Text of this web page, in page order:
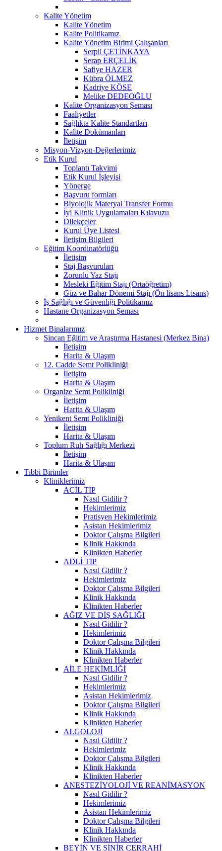
Kalite Yönetim
Kalite Yönetim
Kalite Politikamız
Kalite Yönetim Birimi Çalışanları
Serpil ÇETİNKAYA
Serap ERÇELİK
Safiye HAZER
Kübra ÖLMEZ
Kadriye KÖSE
Melike DEDEOĞLU
Kalite Organizasyon Şeması
Faaliyetler
Sağlıkta Kalite Standartları
Kalite Dokümanları
İletişim
Misyon-Vizyon-Değerlerimiz
Etik Kurul
Toplantı Takvimi
Etik Kurul İşleyişi
Yönerge
Başvuru formları
Biyolojik Materyal Transfer Formu
İyi Klinik Uygulamaları Kılavuzu
Dilekçeler
Kurul Üye Listesi
İletişim Bilgileri
Eğitim Koordinatörlüğü
İletişim
Staj Başvuruları
Zorunlu Yaz Stajı
Mesleki Eğitim Stajı (Ortaöğretim)
Güz ve Bahar Dönemi Stajı (Ön lisans Lisans)
İş Sağlığı ve Güvenliği Politikamız
Hastane Organizasyon Şeması
Hizmet Binalarımız
Sincan Eğitim ve Araştırma Hastanesi (Merkez Bina)
İletişim
Harita & Ulaşım
12. Cadde Semt Polikliniği
İletişim
Harita & Ulaşım
Organize Semt Polikliniği
İletişim
Harita & Ulaşım
Yenikent Semt Polikliniği
İletişim
Harita & Ulaşım
Toplum Ruh Sağlığı Merkezi
İletişim
Harita & Ulaşım
Tıbbi Birimler
Kliniklerimiz
ACİL TIP
Nasıl Gidilir ?
Hekimlerimiz
Pratisyen Hekimlerimiz
Asistan Hekimlerimiz
Doktor Çalışma Bilgileri
Klinik Hakkında
Klinikten Haberler
ADLİ TIP
Nasıl Gidilir ?
Hekimlerimiz
Doktor Çalışma Bilgileri
Klinik Hakkında
Klinikten Haberler
AĞIZ VE DİŞ SAĞLIĞI
Nasıl Gidilir ?
Hekimlerimiz
Doktor Çalışma Bilgileri
Klinik Hakkında
Klinikten Haberler
AİLE HEKİMLİĞİ
Nasıl Gidilir ?
Hekimlerimiz
Asistan Hekimlerimiz
Doktor Çalışma Bilgileri
Klinik Hakkında
Klinikten Haberler
ALGOLOJİ
Nasıl Gidilir ?
Hekimlerimiz
Doktor Çalışma Bilgileri
Klinik Hakkında
Klinikten Haberler
ANESTEZİYOLOJİ VE REANİMASYON
Nasıl Gidilir ?
Hekimlerimiz
Asistan Hekimlerimiz
Doktor Çalışma Bilgileri
Klinik Hakkında
Klinikten Haberler
BEYİN VE SİNİR CERRAHİ